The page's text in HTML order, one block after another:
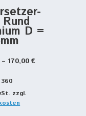
D =
– 170,00€
360
zzgl.